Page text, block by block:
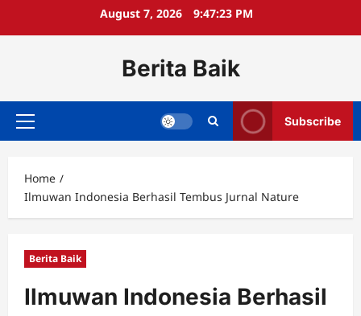
August 7, 2026 9:47:23 PM
Berita Baik
Primary
Subscribe
Home
Ilmuwan Indonesia Berhasil Tembus Jurnal Nature
Berita Baik
Ilmuwan Indonesia Berhasil